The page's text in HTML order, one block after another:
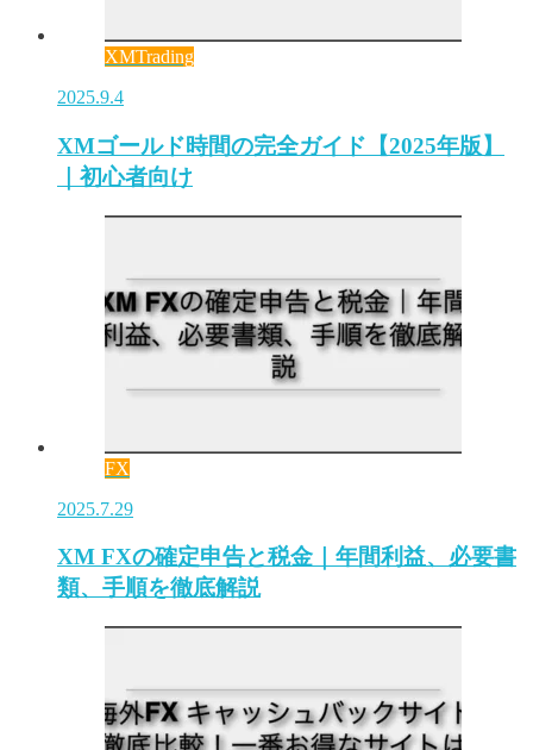
XMTrading
2025.9.4
XMゴールド時間の完全ガイド【2025年版】
｜初心者向け
FX
2025.7.29
XM FXの確定申告と税金｜年間利益、必要書
類、手順を徹底解説